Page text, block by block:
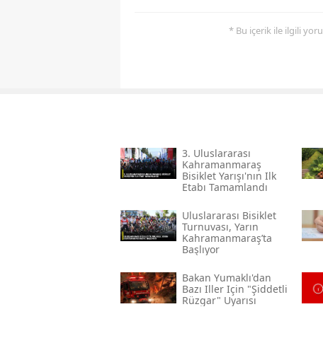
* Bu içerik ile ilgili
3. Uluslararası
Kahramanmaraş
Bisiklet Yarışı'nın Ilk
Etabı Tamamlandı
Uluslararası Bisiklet
Turnuvası, Yarın
Kahramanmaraş’ta
Başlıyor
Bakan Yumaklı'dan
Bazı Iller Için "şiddetli
Rüzgar" Uyarısı